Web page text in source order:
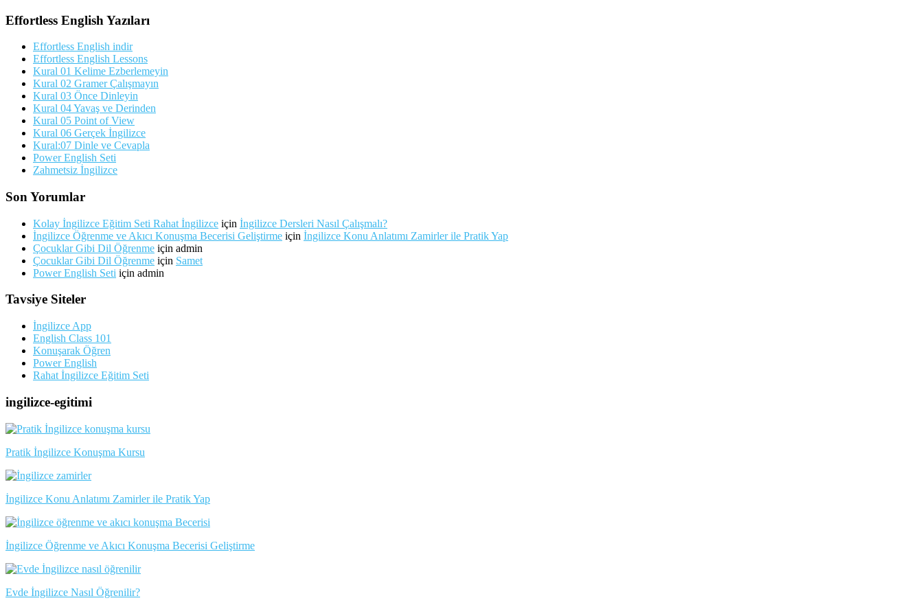
Effortless English Yazıları
Effortless English indir
Effortless English Lessons
Kural 01 Kelime Ezberlemeyin
Kural 02 Gramer Çalışmayın
Kural 03 Önce Dinleyin
Kural 04 Yavaş ve Derinden
Kural 05 Point of View
Kural 06 Gerçek İngilizce
Kural:07 Dinle ve Cevapla
Power English Seti
Zahmetsiz İngilizce
Son Yorumlar
Kolay İngilizce Eğitim Seti Rahat İngilizce için İngilizce Dersleri Nasıl Çalışmalı?
İngilizce Öğrenme ve Akıcı Konuşma Becerisi Geliştirme için İngilizce Konu Anlatımı Zamirler ile Pratik Yap
Çocuklar Gibi Dil Öğrenme için admin
Çocuklar Gibi Dil Öğrenme için Samet
Power English Seti için admin
Tavsiye Siteler
İngilizce App
English Class 101
Konuşarak Öğren
Power English
Rahat İngilizce Eğitim Seti
ingilizce-egitimi
Pratik İngilizce Konuşma Kursu
İngilizce Konu Anlatımı Zamirler ile Pratik Yap
İngilizce Öğrenme ve Akıcı Konuşma Becerisi Geliştirme
Evde İngilizce Nasıl Öğrenilir?